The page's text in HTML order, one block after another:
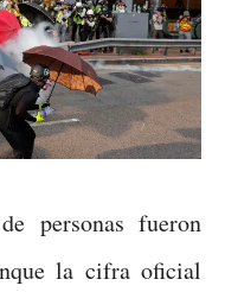
personas fueron
la cifra oficial